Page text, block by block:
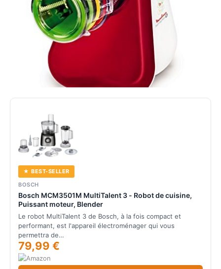
★ BEST-SELLER
BOSCH
Bosch MCM3501M MultiTalent 3 - Robot de cuisine,
Puissant moteur, Blender
Le robot MultiTalent 3 de Bosch, à la fois compact et
performant, est l'appareil électroménager qui vous
permettra de…
79,99 €